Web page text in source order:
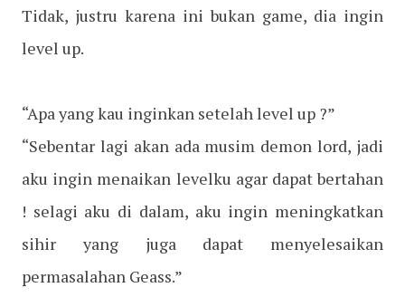
Tidak, justru karena ini bukan game, dia ingin
level up.
“Apa yang kau inginkan setelah level up ?”
“Sebentar lagi akan ada musim demon lord, jadi
aku ingin menaikan levelku agar dapat bertahan
! selagi aku di dalam, aku ingin meningkatkan
sihir yang juga dapat menyelesaikan
permasalahan Geass.”